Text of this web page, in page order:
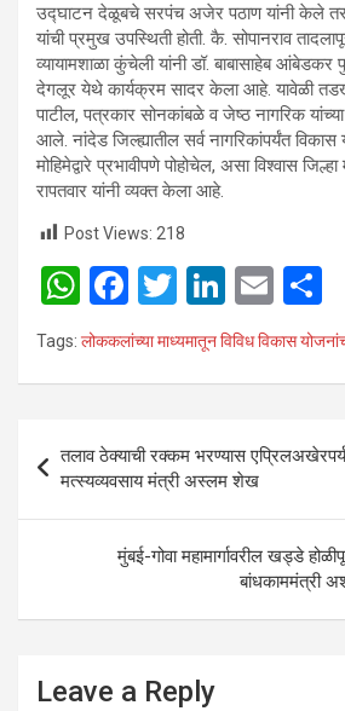
उद्घाटन देळूबचे सरपंच अजेर पठाण यांनी केले
यांची प्रमुख उपस्थिती होती. कै. सोपानराव
व्यायामशाळा कुंचेली यांनी डॉ. बाबासाहेब आंबेडकर
देगलूर येथे कार्यक्रम सादर केला आहे. यावेळी
पाटील, पत्रकार सोनकांबळे व जेष्ठ नागरिक
आले. नांदेड जिल्ह्यातील सर्व नागरिकांपर्यंत विकास
मोहिमेद्वारे प्रभावीपणे पोहोचेल, असा विश्वास जिल्हा
रापतवार यांनी व्यक्त केला आहे.
Post Views: 218
W
h
at
A
p
p
F
a
ce
o
o
k
T
wi
tt
Li
n
ke
n
E
m
ail
h
Tags: लोककलांच्या माध्यमातून विविध विकास
navigation
तलाव ठेक्याची रक्कम भरण्यास
मत्स्यव्यवसाय मंत्री अस्लम शेख
मुंबई-गोवा महामार्गावरील खड्डे
बांधकाममंत्री
Leave a Reply